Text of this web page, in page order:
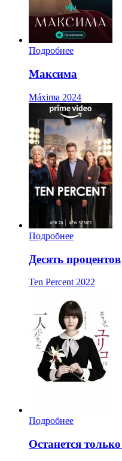
Подробнее
Максима
Máxima 2024
Подробнее
Десять процентов
Ten Percent 2022
Подробнее
Останется